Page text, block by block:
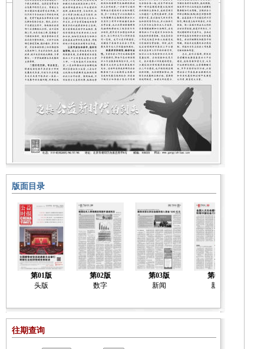
版面目录
第01版
头版
第02版
数字
第03版
新闻
第04版
新闻
往期查询